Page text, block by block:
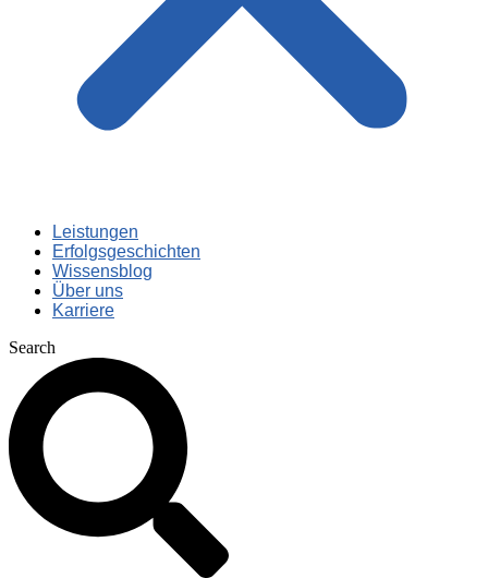
Leistungen
Erfolgsgeschichten
Wissensblog
Über uns
Karriere
Search